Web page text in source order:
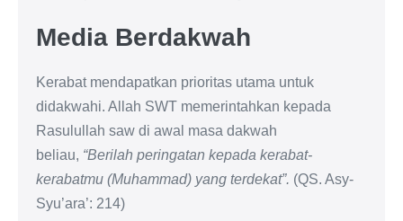
Media Berdakwah
Kerabat mendapatkan prioritas utama untuk
didakwahi. Allah SWT memerintahkan kepada
Rasulullah saw di awal masa dakwah
beliau, “Berilah peringatan kepada kerabat-
kerabatmu (Muhammad) yang terdekat”. (QS. Asy-
Syu’ara’: 214)